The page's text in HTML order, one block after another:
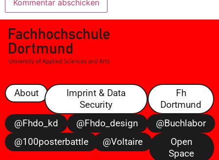
About
Imprint & Data
Security
Fh
Dortmund
@fhdo_kd
@fhdo_design
@buchlabor
@100posterbattle
@voltaire
Open
Space